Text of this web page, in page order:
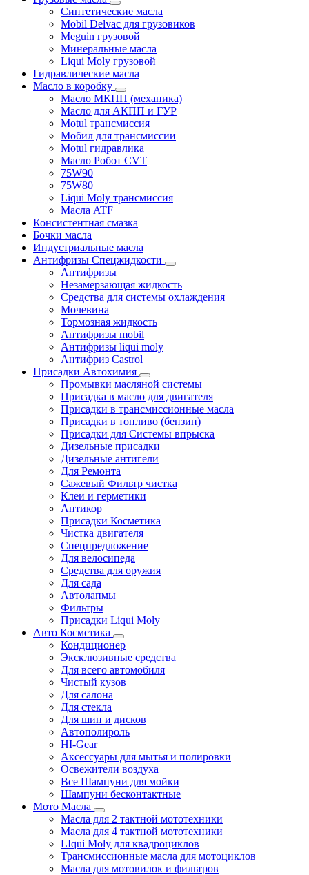
Синтетические масла
Mobil Delvac для грузовиков
Meguin грузовой
Минеральные масла
Liqui Moly грузовой
Гидравлические масла
Масло в коробку
Масло МКПП (механика)
Масло для АКПП и ГУР
Motul трансмиссия
Мобил для трансмиссии
Motul гидравлика
Масло Робот CVT
75W90
75W80
Liqui Moly трансмиссия
Масла ATF
Консистентная смазка
Бочки масла
Индустриальные масла
Антифризы Спецжидкости
Антифризы
Незамерзающая жидкость
Средства для системы охлаждения
Мочевина
Тормозная жидкость
Антифризы mobil
Антифризы liqui moly
Антифриз Castrol
Присадки Автохимия
Промывки масляной системы
Присадка в масло для двигателя
Присадки в трансмиссионные масла
Присадки в топливо (бензин)
Присадки для Системы впрыска
Дизельные присадки
Дизельные антигели
Для Ремонта
Сажевый Фильтр чистка
Клеи и герметики
Антикор
Присадки Косметика
Чистка двигателя
Спецпредложение
Для велосипеда
Средства для оружия
Для сада
Автолапмы
Фильтры
Присадки Liqui Moly
Авто Косметика
Кондиционер
Эксклюзивные средства
Для всего автомобиля
Чистый кузов
Для салона
Для стекла
Для шин и дисков
Автополироль
HI-Gear
Аксессуары для мытья и полировки
Освежители воздуха
Все Шампуни для мойки
Шампуни бесконтактные
Мото Масла
Масла для 2 тактной мототехники
Масла для 4 тактной мототехники
LIqui Moly для квадроциклов
Трансмиссионные масла для мотоциклов
Масла для мотовилок и фильтров